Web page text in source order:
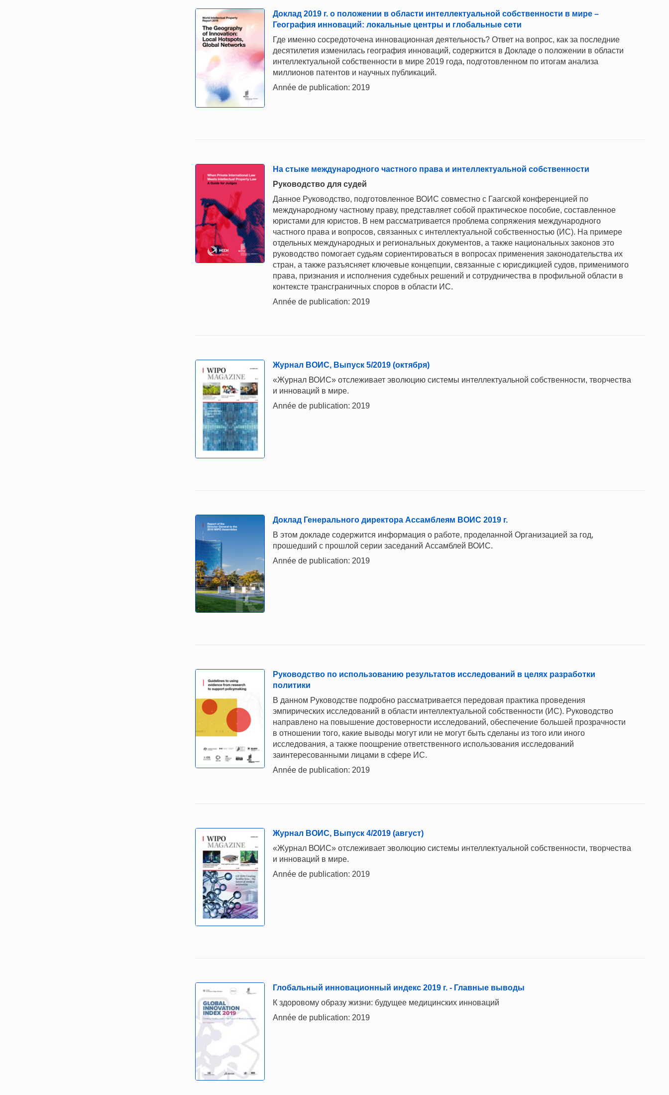
Доклад 2019 г. о положении в области интеллектуальной собственности в мире –
География инноваций: локальные центры и глобальные сети
Где именно сосредоточена инновационная деятельность? Ответ на вопрос, как за последние
десятилетия изменилась география инноваций, содержится в Докладе о положении в области
интеллектуальной собственности в мире 2019 года, подготовленном по итогам анализа
миллионов патентов и научных публикаций.
Année de publication: 2019
На стыке международного частного права и интеллектуальной собственности
Руководство для судей
Данное Руководство, подготовленное ВОИС совместно с Гаагской конференцией по
международному частному праву, представляет собой практическое пособие, составленное
юристами для юристов. В нем рассматривается проблема сопряжения международного
частного права и вопросов, связанных с интеллектуальной собственностью (ИС). На примере
отдельных международных и региональных документов, а также национальных законов это
руководство помогает судьям сориентироваться в вопросах применения законодательства их
стран, а также разъясняет ключевые концепции, связанные с юрисдикцией судов, применимого
права, признания и исполнения судебных решений и сотрудничества в профильной области в
контексте трансграничных споров в области ИС.
Année de publication: 2019
Журнал ВОИС, Выпуск 5/2019 (октября)
«Журнал ВОИС» отслеживает эволюцию системы интеллектуальной собственности, творчества
и инноваций в мире.
Année de publication: 2019
Доклад Генерального директора Ассамблеям ВОИС 2019 г.
В этом докладе содержится информация о работе, проделанной Организацией за год,
прошедший с прошлой серии заседаний Ассамблей ВОИС.
Année de publication: 2019
Руководство по использованию результатов исследований в целях разработки
политики
В данном Руководстве подробно рассматривается передовая практика проведения
эмпирических исследований в области интеллектуальной собственности (ИС). Руководство
направлено на повышение достоверности исследований, обеспечение большей прозрачности
в отношении того, какие выводы могут или не могут быть сделаны из того или иного
исследования, а также поощрение ответственного использования исследований
заинтересованными лицами в сфере ИС.
Année de publication: 2019
Журнал ВОИС, Выпуск 4/2019 (август)
«Журнал ВОИС» отслеживает эволюцию системы интеллектуальной собственности, творчества
и инноваций в мире.
Année de publication: 2019
Глобальный инновационный индекс 2019 г. - Главные выводы
К здоровому образу жизни: будущее медицинских инноваций
Année de publication: 2019